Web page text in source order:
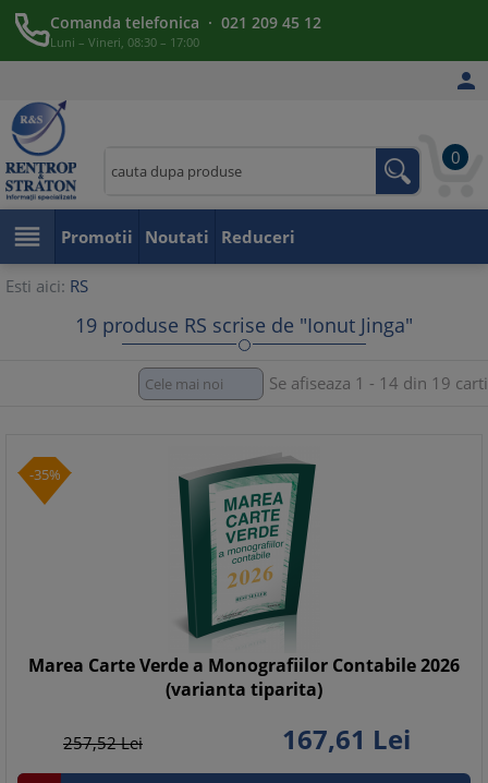
Comanda telefonica · 021 209 45 12
Luni – Vineri, 08:30 – 17:00

0
 Promotii Noutati Reduceri
Esti aici: RS
19 produse RS scrise de "Ionut Jinga"
Se afiseaza 1 - 14 din 19 carti
-35%
Marea Carte Verde a Monografiilor Contabile 2026
(varianta tiparita)
257,52Lei 167,61 Lei